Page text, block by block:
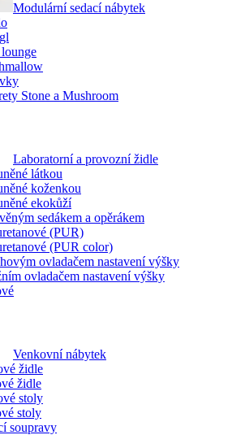
Modulární sedací nábytek
Stone a Mushroom
Laboratorní a provozní židle
látkou
koženkou
ekokůží
sedákem a opěrákem
(PUR)
(PUR color)
ovladačem nastavení výšky
ovladačem nastavení výšky
Venkovní nábytek
židle
židle
stoly
stoly
soupravy